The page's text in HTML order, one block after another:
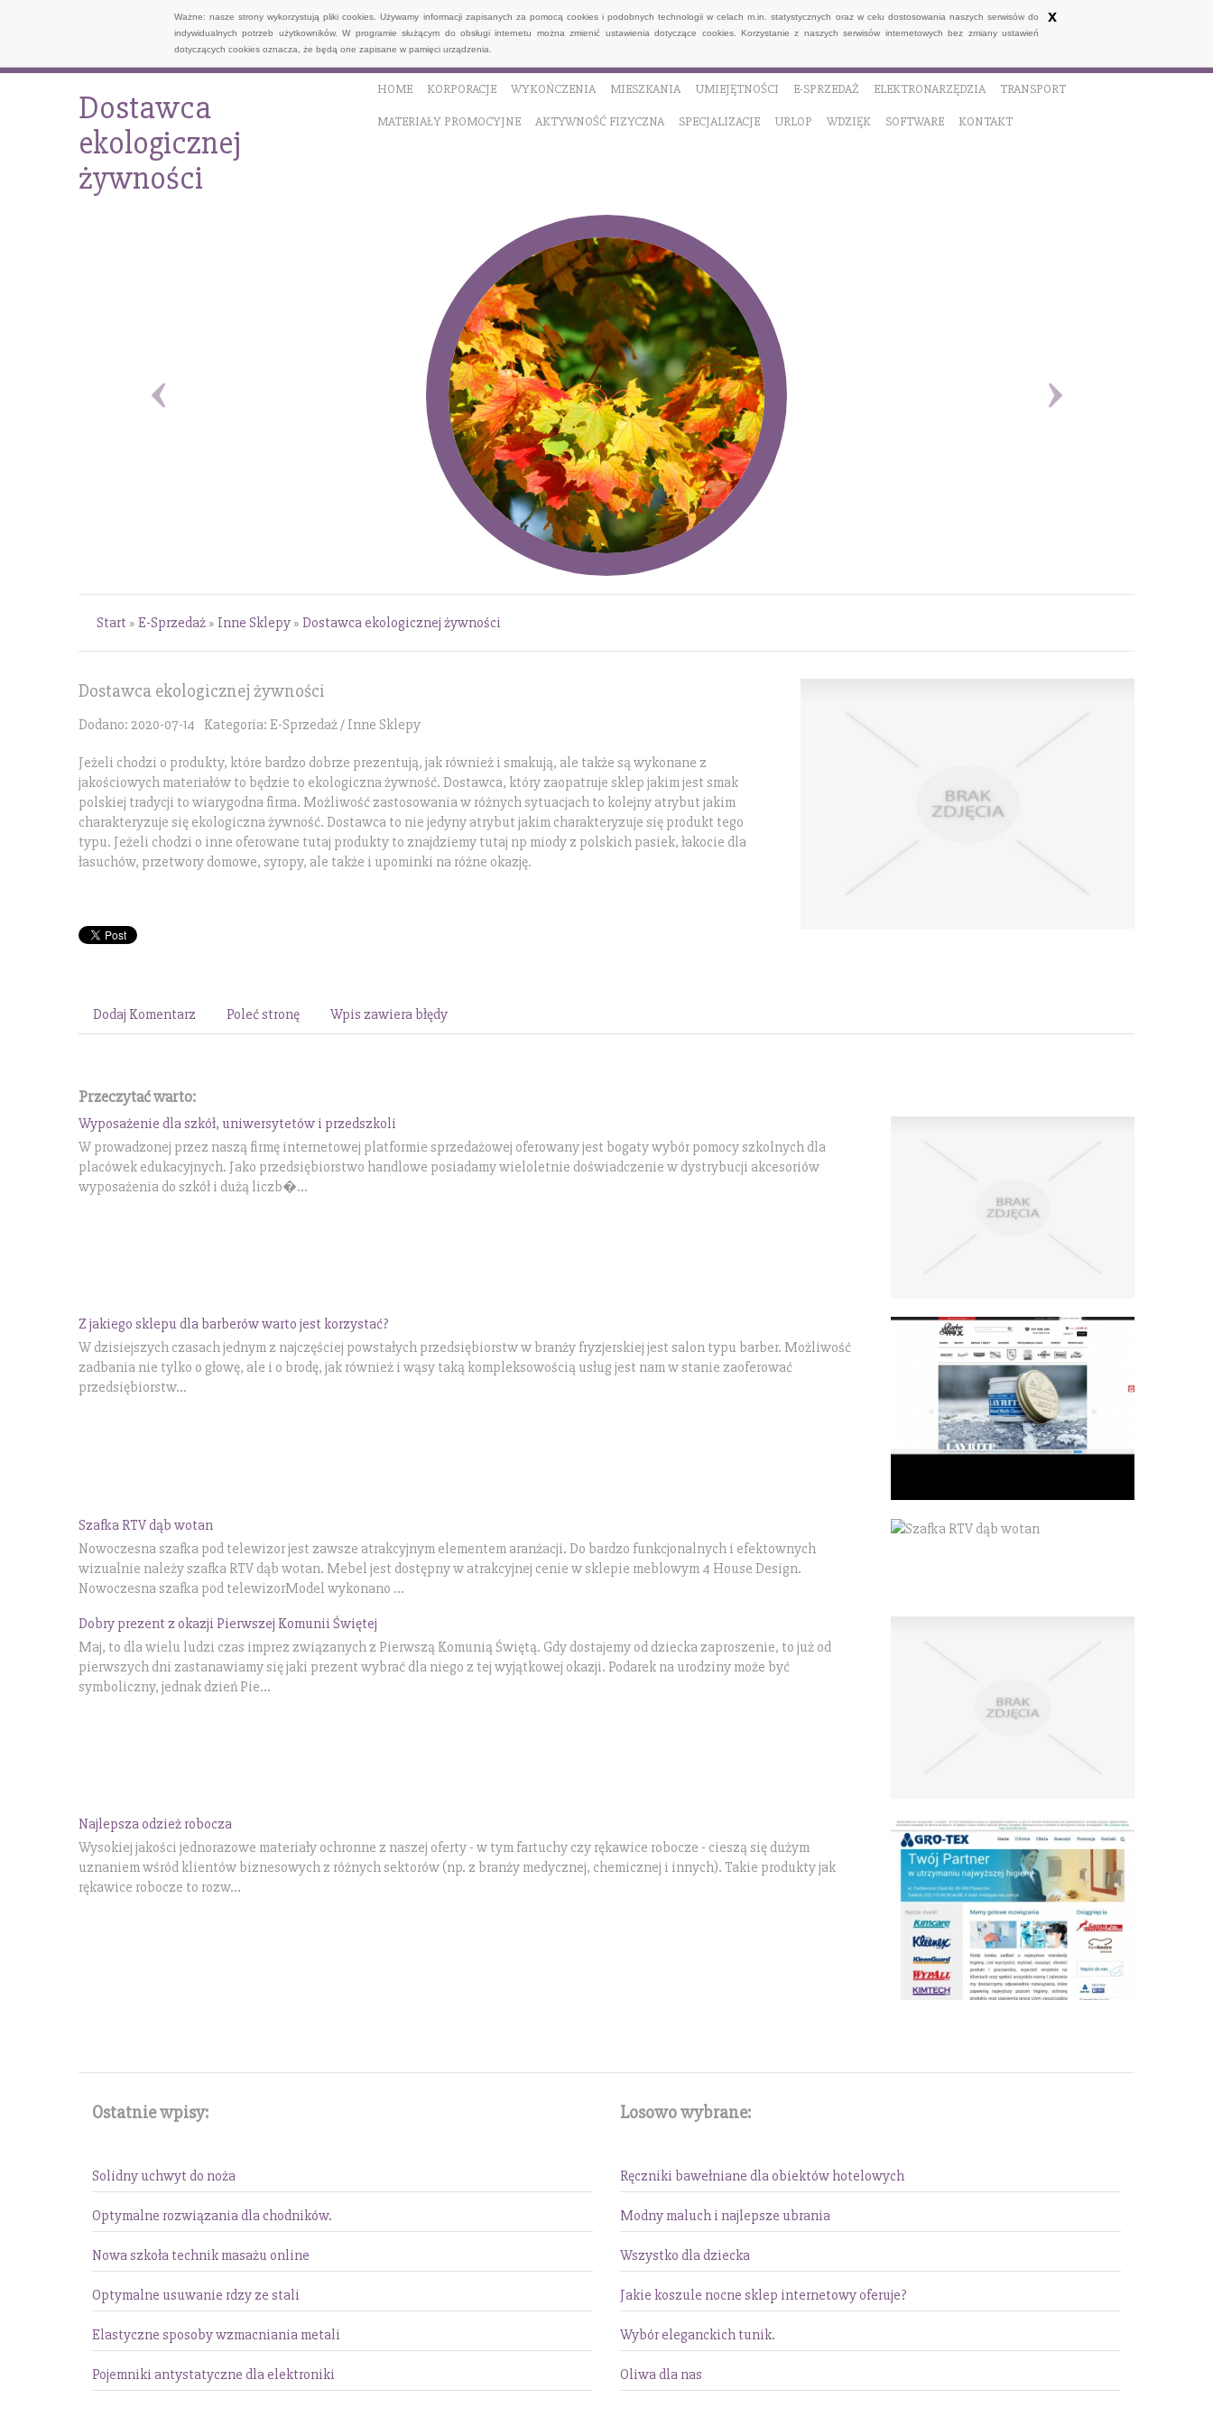
Ważne: nasze strony wykorzystują pliki cookies. Używamy informacji zapisanych za pomocą cookies i podobnych technologii w celach m.in. statystycznych oraz w celu dostosowania naszych serwisów do
indywidualnych potrzeb użytkowników. W programie służącym do obsługi internetu można zmienić ustawienia dotyczące cookies. Korzystanie z naszych serwisów internetowych bez zmiany ustawień
dotyczących cookies oznacza, że będą one zapisane w pamięci urządzenia.
x
HOME KORPORACJE WYKOŃCZENIA MIESZKANIA UMIEJĘTNOŚCI E-SPRZEDAŻ ELEKTRONARZĘDZIA TRANSPORT
MATERIAŁY PROMOCYJNE AKTYWNOŚĆ FIZYCZNA SPECJALIZACJE URLOP WDZIĘK SOFTWARE KONTAKT
Dostawca
ekologicznej
żywności
Start » E-Sprzedaż » Inne Sklepy » Dostawca ekologicznej żywności
Dostawca ekologicznej żywności
Dodano: 2020-07-14 Kategoria: E-Sprzedaż / Inne Sklepy
Jeżeli chodzi o produkty, które bardzo dobrze prezentują, jak również i smakują, ale także są wykonane z
jakościowych materiałów to będzie to ekologiczna żywność. Dostawca, który zaopatruje sklep jakim jest smak
polskiej tradycji to wiarygodna firma. Możliwość zastosowania w różnych sytuacjach to kolejny atrybut jakim
charakteryzuje się ekologiczna żywność. Dostawca to nie jedyny atrybut jakim charakteryzuje się produkt tego
typu. Jeżeli chodzi o inne oferowane tutaj produkty to znajdziemy tutaj np miody z polskich pasiek, łakocie dla
łasuchów, przetwory domowe, syropy, ale także i upominki na różne okazję.
Dodaj Komentarz Poleć stronę Wpis zawiera błędy
Przeczytać warto:
Wyposażenie dla szkół, uniwersytetów i przedszkoli
W prowadzonej przez naszą firmę internetowej platformie sprzedażowej oferowany jest bogaty wybór pomocy szkolnych dla
placówek edukacyjnych. Jako przedsiębiorstwo handlowe posiadamy wieloletnie doświadczenie w dystrybucji akcesoriów
wyposażenia do szkół i dużą liczb�...
Z jakiego sklepu dla barberów warto jest korzystać?
W dzisiejszych czasach jednym z najczęściej powstałych przedsiębiorstw w branży fryzjerskiej jest salon typu barber. Możliwość
zadbania nie tylko o głowę, ale i o brodę, jak również i wąsy taką kompleksowością usług jest nam w stanie zaoferować
przedsiębiorstw...
Szafka RTV dąb wotan
Nowoczesna szafka pod telewizor jest zawsze atrakcyjnym elementem aranżacji. Do bardzo funkcjonalnych i efektownych
wizualnie należy szafka RTV dąb wotan. Mebel jest dostępny w atrakcyjnej cenie w sklepie meblowym 4 House Design.
Nowoczesna szafka pod telewizorModel wykonano ...
Dobry prezent z okazji Pierwszej Komunii Świętej
Maj, to dla wielu ludzi czas imprez związanych z Pierwszą Komunią Świętą. Gdy dostajemy od dziecka zaproszenie, to już od
pierwszych dni zastanawiamy się jaki prezent wybrać dla niego z tej wyjątkowej okazji. Podarek na urodziny może być
symboliczny, jednak dzień Pie...
Najlepsza odzież robocza
Wysokiej jakości jednorazowe materiały ochronne z naszej oferty - w tym fartuchy czy rękawice robocze - cieszą się dużym
uznaniem wśród klientów biznesowych z różnych sektorów (np. z branży medycznej, chemicznej i innych). Takie produkty jak
rękawice robocze to rozw...
Ostatnie wpisy:
Solidny uchwyt do noża
Optymalne rozwiązania dla chodników.
Nowa szkoła technik masażu online
Optymalne usuwanie rdzy ze stali
Elastyczne sposoby wzmacniania metali
Pojemniki antystatyczne dla elektroniki
Losowo wybrane:
Ręczniki bawełniane dla obiektów hotelowych
Modny maluch i najlepsze ubrania
Wszystko dla dziecka
Jakie koszule nocne sklep internetowy oferuje?
Wybór eleganckich tunik.
Oliwa dla nas